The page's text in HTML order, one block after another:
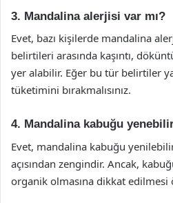
3. Mandalina alerjisi var mı?
Evet, bazı kişilerde mandalina
belirtileri arasında kaşıntı,
yer alabilir. Eğer bu tür belirtiler
tüketimini bırakmalısınız.
4. Mandalina kabuğu
Evet, mandalina kabuğu
açısından zengindir. Ancak,
organik olmasına dikkat edilmesi